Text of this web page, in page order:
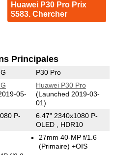
Huawei P30 Pro Prix
$583. Chercher
Principales
P30 Pro
05-
Huawei P30 Pro
(Launched 2019-03-
01)
P-
6.47" 2340x1080 P-
OLED , HDR10
27mm 40-MP f/1.6
(Primaire) +OIS